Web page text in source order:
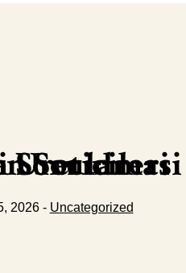
Sorulmasi Gereken Sorular
2026 - Uncategorized